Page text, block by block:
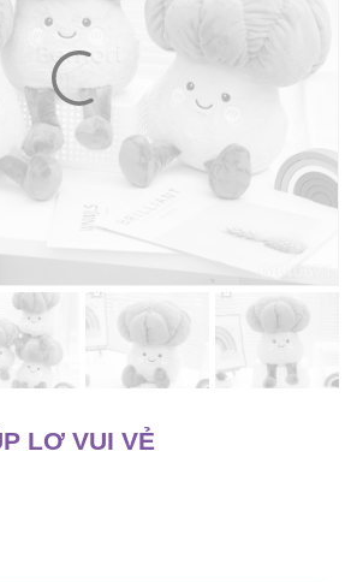
LƠ VUI VẺ